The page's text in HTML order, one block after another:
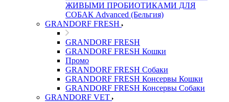
ЖИВЫМИ ПРОБИОТИКАМИ ДЛЯ
СОБАК Advanced (Бельгия)
GRANDORF FRESH
GRANDORF FRESH
GRANDORF FRESH Кошки
Промо
GRANDORF FRESH Собаки
GRANDORF FRESH Консервы Кошки
GRANDORF FRESH Консервы Собаки
GRANDORF VET